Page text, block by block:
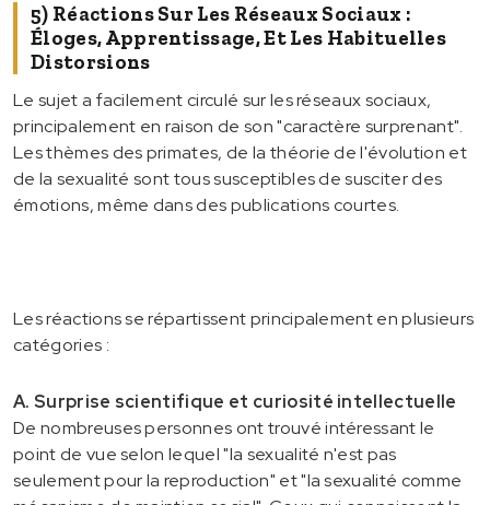
5) Réactions Sur Les Réseaux Sociaux :
Éloges, Apprentissage, Et Les Habituelles
Distorsions
Le sujet a facilement circulé sur les réseaux sociaux,
principalement en raison de son "caractère surprenant".
Les thèmes des primates, de la théorie de l'évolution et
de la sexualité sont tous susceptibles de susciter des
émotions, même dans des publications courtes.
Les réactions se répartissent principalement en plusieurs
catégories :
A. Surprise scientifique et curiosité intellectuelle
De nombreuses personnes ont trouvé intéressant le
point de vue selon lequel "la sexualité n'est pas
seulement pour la reproduction" et "la sexualité comme